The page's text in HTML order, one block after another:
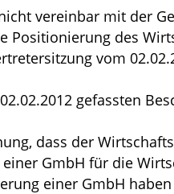
vereinbar mit der
Positionierung des
vom
gefassten
dass der
GmbH für die
einer GmbH